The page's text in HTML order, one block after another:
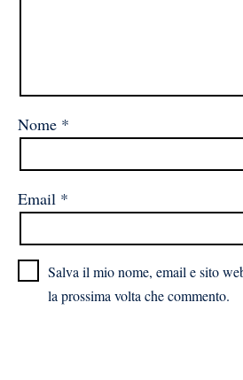
Nome *
Email *
Salva il mio nome, email e sito
la prossima volta che commento.